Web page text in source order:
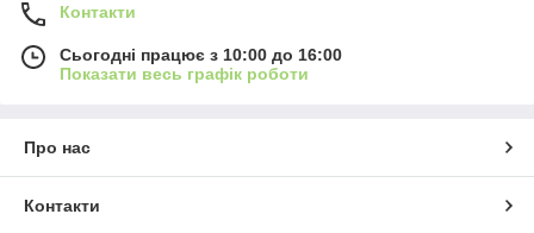
Контакти
Сьогодні працює з 10:00 до 16:00
Показати весь графік роботи
Про нас
Контакти